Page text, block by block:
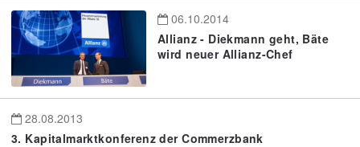
06.10.2014
Allianz - Diekmann geht, Bäte
wird neuer Allianz-Chef
28.08.2013
3. Kapitalmarktkonferenz der Commerzbank